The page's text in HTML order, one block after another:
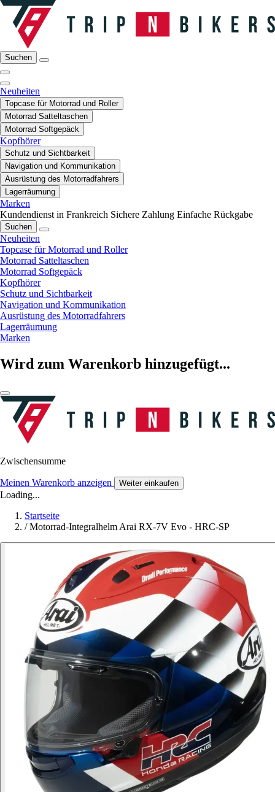
Suchen
Neuheiten
Topcase für Motorrad und Roller
Motorrad Satteltaschen
Motorrad Softgepäck
Kopfhörer
Schutz und Sichtbarkeit
Navigation und Kommunikation
Ausrüstung des Motorradfahrers
Lagerräumung
Marken
Kundendienst in Frankreich Sichere Zahlung Einfache Rückgabe
Suchen
Neuheiten
Topcase für Motorrad und Roller
Motorrad Satteltaschen
Motorrad Softgepäck
Kopfhörer
Schutz und Sichtbarkeit
Navigation und Kommunikation
Ausrüstung des Motorradfahrers
Lagerräumung
Marken
Wird zum Warenkorb hinzugefügt...
Zwischensumme
Meinen Warenkorb anzeigen Weiter einkaufen
Loading...
Startseite
/ Motorrad-Integralhelm Arai RX-7V Evo - HRC-SP